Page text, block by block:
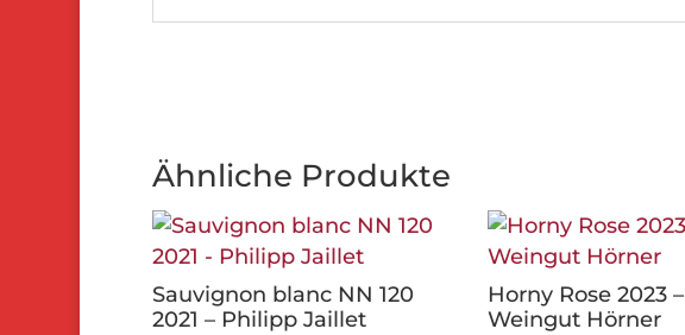
Ähnliche Produkte
Sauvignon blanc NN 120
2021 – Philipp Jaillet
Horny Rose 2023 –
Weingut Hörner